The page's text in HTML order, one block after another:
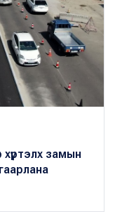
хүртэлх замын